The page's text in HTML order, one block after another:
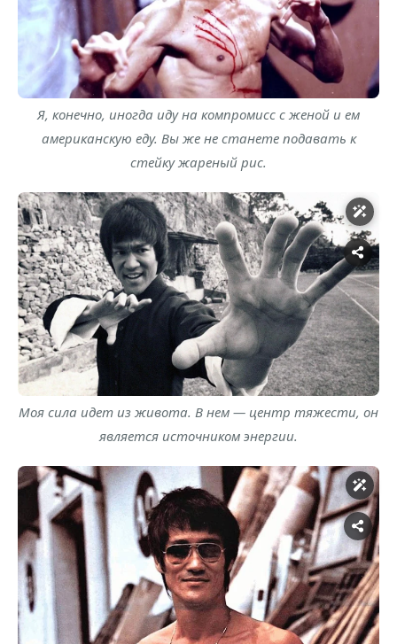
Я, конечно, иногда иду на компромисс с женой и ем
американскую еду. Вы же не станете подавать к
стейку жареный рис.
Моя сила идет из живота. В нем — центр тяжести, он
является источником энергии.